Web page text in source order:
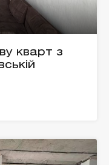
кварт з